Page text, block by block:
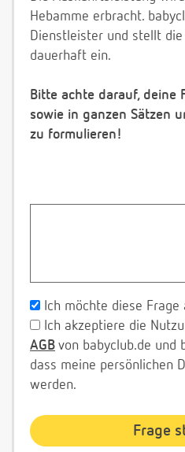
Hebamme erbracht.
Dienstleister und stellt
dauerhaft ein.
Bitte achte darauf, deine
sowie in ganzen Sätzen
zu formulieren!
Ich möchte diese
Ich akzeptiere die
AGB von babyclub.de und
dass meine persönlichen
werden.